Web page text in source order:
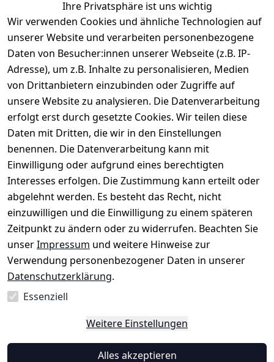
Ihre Privatsphäre ist uns wichtig
Wir verwenden Cookies und ähnliche Technologien auf
unserer Website und verarbeiten personenbezogene
Daten von Besucher:innen unserer Webseite (z.B. IP-
Adresse), um z.B. Inhalte zu personalisieren, Medien
von Drittanbietern einzubinden oder Zugriffe auf
unsere Website zu analysieren. Die Datenverarbeitung
erfolgt erst durch gesetzte Cookies. Wir teilen diese
Daten mit Dritten, die wir in den Einstellungen
benennen. Die Datenverarbeitung kann mit
Einwilligung oder aufgrund eines berechtigten
Interesses erfolgen. Die Zustimmung kann erteilt oder
abgelehnt werden. Es besteht das Recht, nicht
einzuwilligen und die Einwilligung zu einem späteren
Zeitpunkt zu ändern oder zu widerrufen. Beachten Sie
unserImpressum und weitere Hinweise zur
Verwendung personenbezogener Daten in unserer
Datenschutzerklärung.
Essenziell
Weitere Einstellungen
Alles akzeptieren
Rechtliches
AGB
Impressum
Datenschutze
rklärung
Barrierefreihe
itserklärung
Widerrufsrec
ht
Service
Kontakt
Registrieren
Rechnungska
Kontakt
↺ 30 Tage
Widerrufsre
cht
Informatio
nen
Retourenlage
r: Eichenallee
3, 06184
Kabelsketal
Telefon: +49
1512 6260858
E-Mail:
info@konsyst
em.de
Blog und
Wissensdaten
bank
Über uns
★★★★☆
Top-Verkäufer
★★★★★
Bewertungen
Über 228.000